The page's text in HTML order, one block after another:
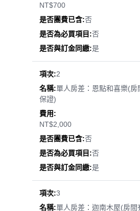
NT$700
否
否
是
2
單人房差：恩點和喜樂(房
保證)
NT$2,000
否
否
是
3
單人房差：迦南木屋(房間